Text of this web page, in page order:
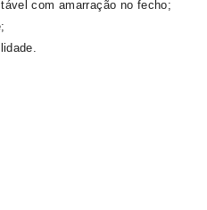
com amarração no fecho;